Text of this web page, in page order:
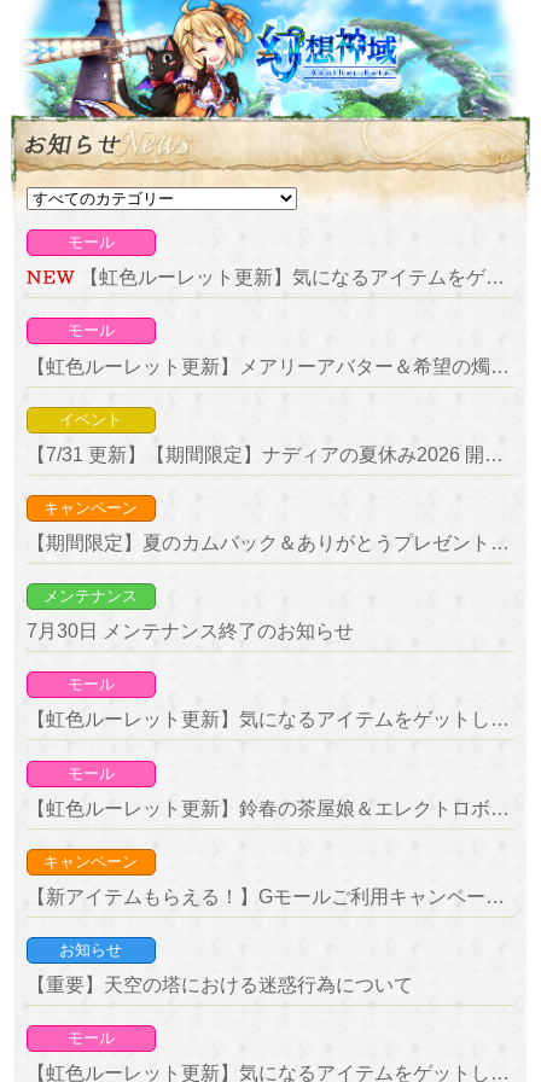
モール
【虹色ルーレット更新】気になるアイテムをゲットしよう！復刻ルーレット開催！
モール
【虹色ルーレット更新】メアリーアバター＆希望の燭台が新登場！
イベント
【7/31 更新】【期間限定】ナディアの夏休み2026 開催！
キャンペーン
【期間限定】夏のカムバック＆ありがとうプレゼントキャンペーン 開催！
メンテナンス
7月30日 メンテナンス終了のお知らせ
モール
【虹色ルーレット更新】気になるアイテムをゲットしよう！復刻ルーレット開催！
モール
【虹色ルーレット更新】鈴春の茶屋娘＆エレクトロボールが新登場！
キャンペーン
【新アイテムもらえる！】Gモールご利用キャンペーン 開催！
お知らせ
【重要】天空の塔における迷惑行為について
モール
【虹色ルーレット更新】気になるアイテムをゲットしよう！復刻ルーレット開催！